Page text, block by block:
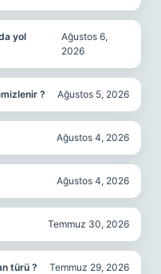
yol
Ağustos 6,
2026
? Ağustos 5, 2026
Ağustos 4, 2026
Ağustos 4, 2026
Temmuz 30, 2026
türü ? Temmuz 29, 2026